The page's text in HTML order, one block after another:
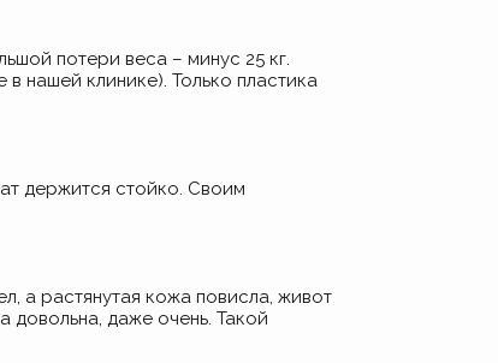
потери веса – минус 25 кг.
в нашей клинике). Только пластика
держится стойко. Своим
а растянутая кожа повисла, живот
довольна, даже очень. Такой